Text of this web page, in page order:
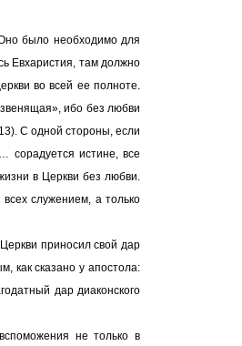
было необходимо для
Евхаристия, там должно
во всей ее полноте.
ибо без любви
С одной стороны, если
сорадуется истине, все
в Церкви без любви.
служением, а только
приносил свой дар
как сказано у апостола:
дар диаконского
не только в